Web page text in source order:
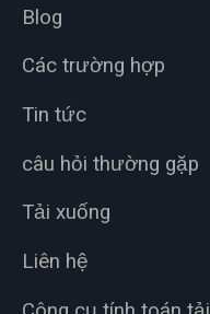
Blog
Các trường hợp
Tin tức
câu hỏi thường gặp
Tải xuống
Liên hệ